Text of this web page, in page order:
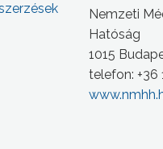
Nemzeti
Hatóság
1015
telefon: +36